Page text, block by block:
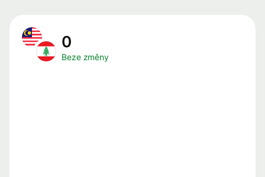
0
Beze změny